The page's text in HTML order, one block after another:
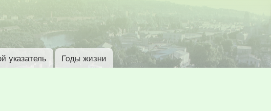
указатель Годы жизни